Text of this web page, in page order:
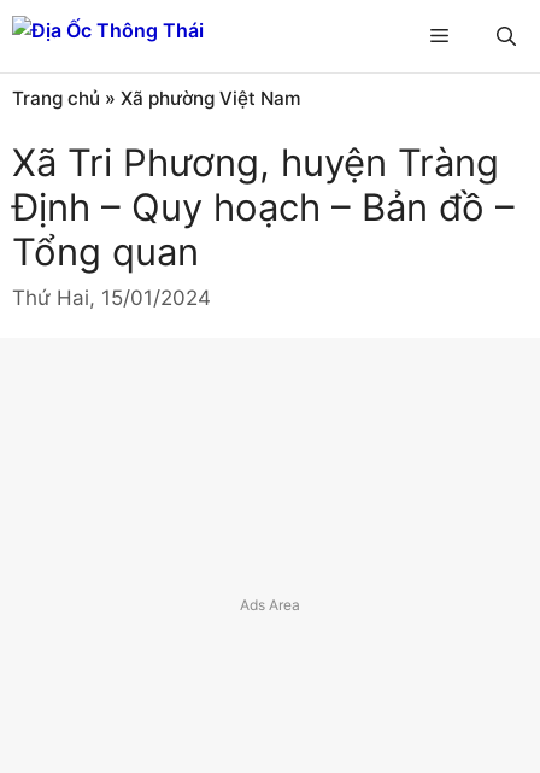
Chuyển
đến
nội
dung
Menu
Trang chủ » Xã phường Việt Nam
Xã Tri Phương, huyện Tràng
Định – Quy hoạch – Bản đồ –
Tổng quan
Thứ Hai, 15/01/2024